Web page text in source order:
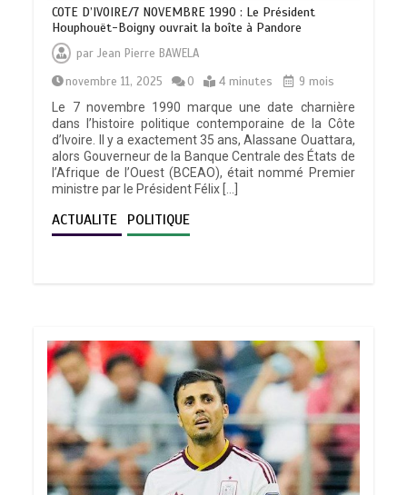
COTE D’IVOIRE/7 NOVEMBRE 1990 : Le Président
Houphouët-Boigny ouvrait la boîte à Pandore
parJean Pierre BAWELA
novembre 11, 2025
0 4 minutes
9 mois
Le 7 novembre 1990 marque une date charnière
dans l’histoire politique contemporaine de la Côte
d’Ivoire. Il y a exactement 35 ans, Alassane Ouattara,
alors Gouverneur de la Banque Centrale des États de
l’Afrique de l’Ouest (BCEAO), était nommé Premier
ministre par le Président Félix […]
ACTUALITE POLITIQUE